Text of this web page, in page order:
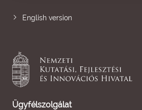
English version
Ügyfélszolgálat